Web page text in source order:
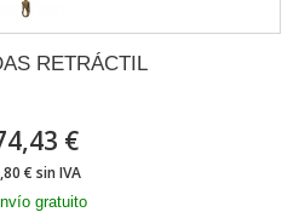
RETRÁCTIL
€
€ sin IVA
gratuito